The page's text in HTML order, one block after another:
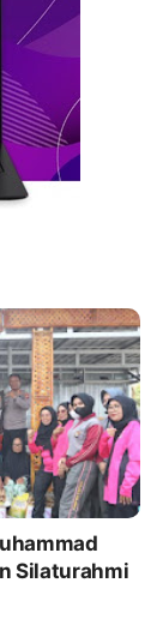
Silaturahmi